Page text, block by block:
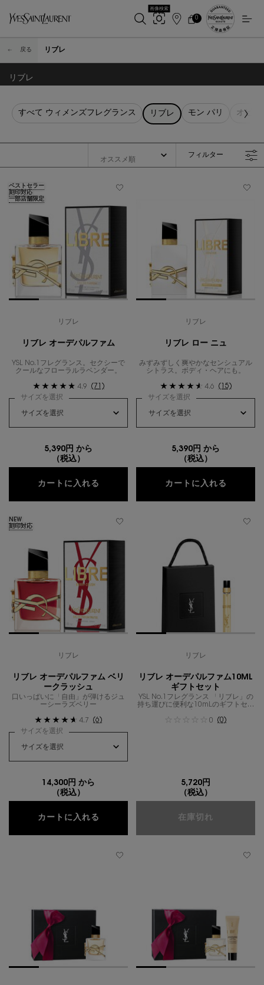
画像検索
店
カ
0
0 カート内の製品
戻る リブレ
リブレ
すべて ウィメンズフレグランス リブレ モン パリ オピウ
フィルター
フィルターメニュー
ベストセラー
刻印対応
一部店舗限定
リブレ
リブレ オーデパルファム
YSL No.1フレグランス。セクシーで
クールなフローラルラベンダー。
4.9
(71)
サイズを選択
5,390円 から
（税込）
カートに入れる リブレ オーデパルファム
リブレ
リブレ ロー ニュ
みずみずしく爽やかなセンシュアル
シトラス。ボディ・ヘアにも。
4.6
(15)
サイズを選択
5,390円 から
（税込）
カートに入れる
NEW
刻印対応
リブレ
リブレ オーデパルファム ベリ
ークラッシュ
口いっぱいに「自由」が弾けるジュ
ーシーラズベリー
4.7
(6)
サイズを選択
14,300円 から
（税込）
カートに入れる リブレ オーデパルファム ベリークラッ
リブレ
リブレ オーデパルファム10ML
ギフトセット
YSL No.1フレグランス 「リブレ」の
持ち運びに便利な10mLのギフトセッ
0
(0)
5,720円
（税込）
在庫切れ